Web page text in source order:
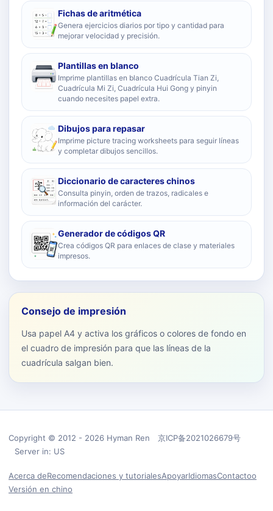
Fichas de aritmética
Genera ejercicios diarios por tipo y cantidad para
mejorar velocidad y precisión.
Plantillas en blanco
Imprime plantillas en blanco Cuadrícula Tian Zi,
Cuadrícula Mi Zi, Cuadrícula Hui Gong y pinyin
cuando necesites papel extra.
Dibujos para repasar
Imprime picture tracing worksheets para seguir líneas
y completar dibujos sencillos.
Diccionario de caracteres chinos
Consulta pinyin, orden de trazos, radicales e
información del carácter.
Generador de códigos QR
Crea códigos QR para enlaces de clase y materiales
impresos.
Consejo de impresión
Usa papel A4 y activa los gráficos o colores de fondo en
el cuadro de impresión para que las líneas de la
cuadrícula salgan bien.
Copyright © 2012 - 2026 Hyman Ren 京ICP备2021026679号
Server in: US
Acerca deRecomendaciones y tutorialesApoyarIdiomasContactoo
Versión en chino